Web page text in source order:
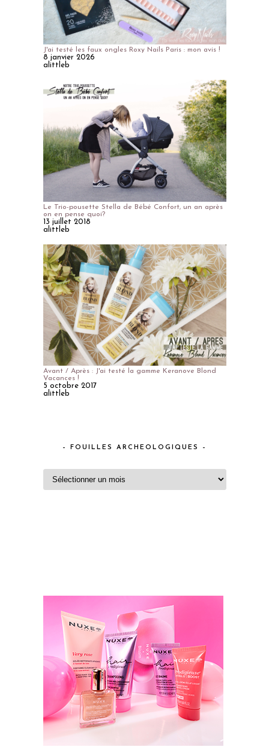
J'ai testé les faux ongles Roxy Nails Paris : mon avis !
8 janvier 2026
alittleb
Le Trio-pousette Stella de Bébé Confort, un an après
on en pense quoi?
13 juillet 2018
alittleb
Avant / Après : J'ai testé la gamme Keranove Blond
Vacances !
5 octobre 2017
alittleb
– FOUILLES ARCHEOLOGIQUES –